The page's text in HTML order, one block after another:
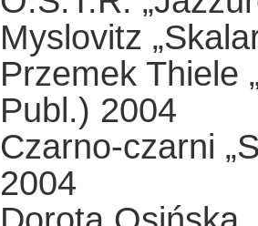
Myslovitz
Przemek Thiele
Publ.) 2004
Czarno-czarni
2004